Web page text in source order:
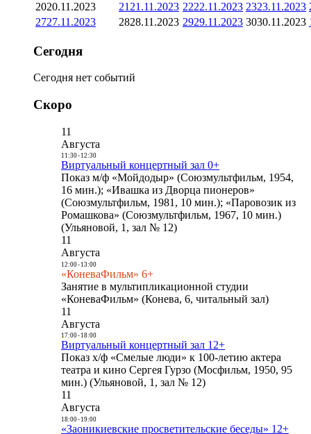
2020.11.2023 21 21.11.2023 2222.11.2023 2323.11.2023
2727.11.2023 2828.11.2023 2929.11.2023 3030.11.2023
Сегодня
Сегодня нет событий
Скоро
11
Августа
11:30- 12:30
Виртуальный концертный зал 0+
Показ м/ф «Мойдодыр» (Союзмультфильм, 1954,
16 мин.); «Ивашка из Дворца пионеров»
(Союзмультфильм, 1981, 10 мин.); «Паровозик из
Ромашкова» (Союзмультфильм, 1967, 10 мин.)
(Ульяновой, 1, зал № 12)
11
Августа
12:00- 13:00
«КоневаФильм» 6+
Занятие в мультипликационной студии
«КоневаФильм» (Конева, 6, читальный зал)
11
Августа
17:00- 18:00
Виртуальный концертный зал 12+
Показ х/ф «Смелые люди» к 100-летию актера
театра и кино Сергея Гурзо (Мосфильм, 1950, 95
мин.) (Ульяновой, 1, зал № 12)
11
Августа
18:00- 19:00
«Заоникиевские просветительские беседы» 12+